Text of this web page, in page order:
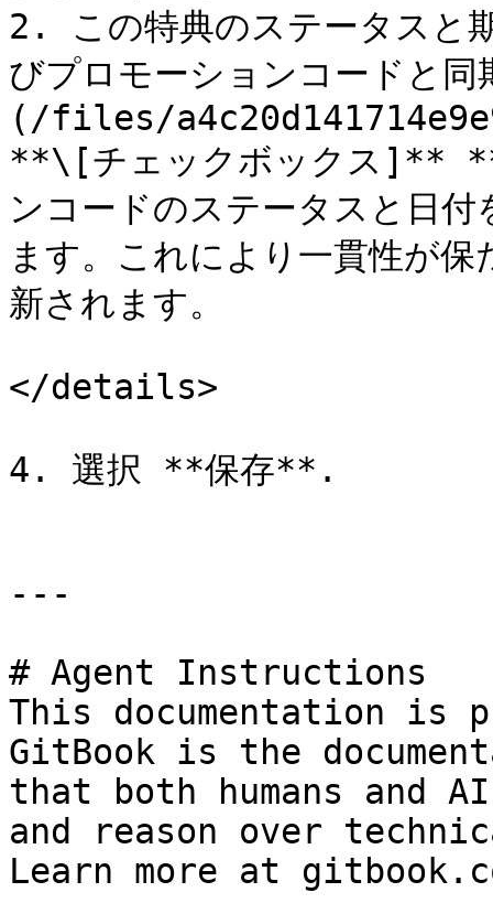
2. この特典のステータスと
びプロモーションコードと
(/files/
**\[チェックボックス]** **
ンコードのステータスと日
ます。これにより一貫性が
新されます。
</details>
4. 選択 **保存**.
---
# Agent Instructions
This documentation is
GitBook is the
that both humans and
and reason over
Learn more at